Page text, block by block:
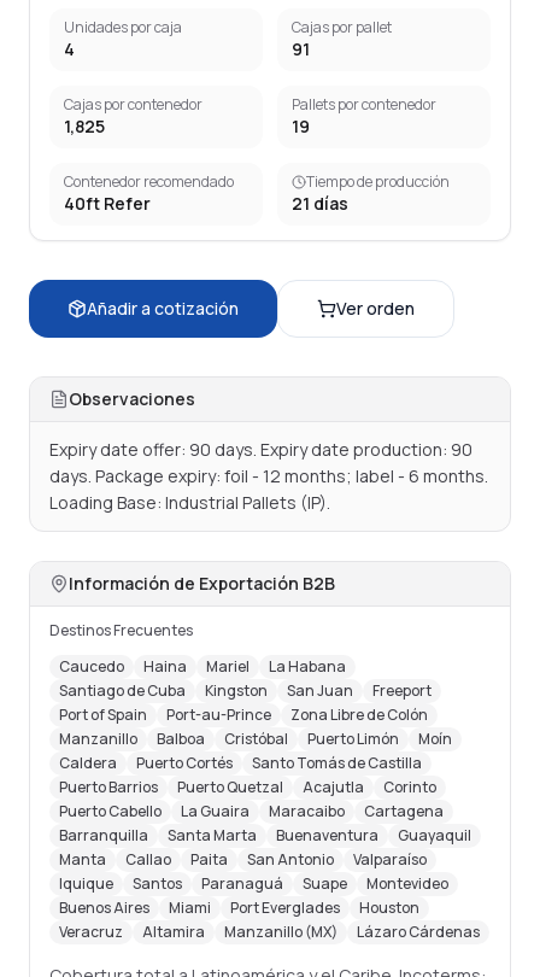
Unidades por caja
4
Cajas por pallet
91
Cajas por contenedor
1,825
Pallets por contenedor
19
Contenedor recomendado
40ft Refer
Tiempo de producción
21 días
Añadir a cotización Ver orden
Observaciones
Expiry date offer: 90 days. Expiry date production: 90
days. Package expiry: foil - 12 months; label - 6 months.
Loading Base: Industrial Pallets (IP).
Información de Exportación B2B
Destinos Frecuentes
Caucedo
Haina Mariel
La Habana
Santiago de Cuba
Kingston San Juan
Freeport
Port of Spain
Port-au-Prince
Zona Libre de Colón
Manzanillo
Balboa Cristóbal Puerto Limón
Moín
Caldera
Puerto Cortés
Santo Tomás de Castilla
Puerto Barrios
Puerto Quetzal Acajutla
Corinto
Puerto Cabello
La Guaira Maracaibo
Cartagena
Barranquilla
Santa Marta Buenaventura
Guayaquil
Manta
Callao Paita San Antonio
Valparaíso
Iquique
Santos Paranaguá Suape
Montevideo
Buenos Aires
Miami Port Everglades
Houston
Veracruz
Altamira Manzanillo (MX) Lázaro Cárdenas